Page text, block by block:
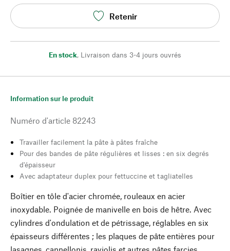
Retenir
En stock, Livraison dans 3-4 jours ouvrés
Information sur le produit
Numéro d'article 82243
Travailler facilement la pâte à pâtes fraîche
Pour des bandes de pâte régulières et lisses : en six degrés
d'épaisseur
Avec adaptateur duplex pour fettuccine et tagliatelles
Boîtier en tôle d'acier chromée, rouleaux en acier
inoxydable. Poignée de manivelle en bois de hêtre. Avec
cylindres d'ondulation et de pétrissage, réglables en six
épaisseurs différentes ; les plaques de pâte entières pour